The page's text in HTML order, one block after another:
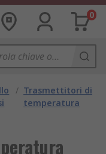
0
/ Trasmettitori di
temperatura